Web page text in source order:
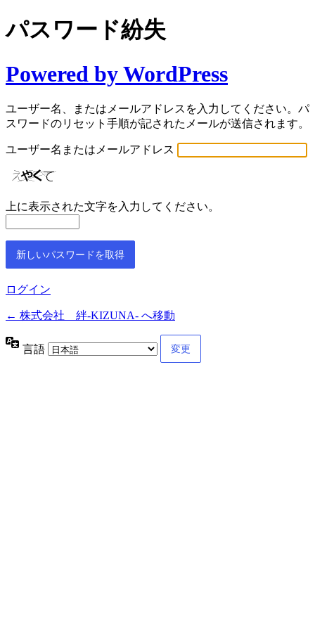
パスワード紛失
Powered by WordPress
ユーザー名、またはメールアドレスを入力してください。パ
スワードのリセット手順が記されたメールが送信されます。
ユーザー名またはメールアドレス
上に表示された文字を入力してください。
ログイン
← 株式会社 絆-KIZUNA- へ移動
言語